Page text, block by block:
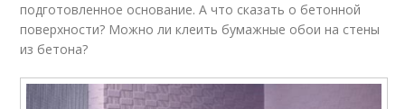
подготовленное основание. А что сказать о бетонной
поверхности? Можно ли клеить бумажные обои на стены
из бетона?